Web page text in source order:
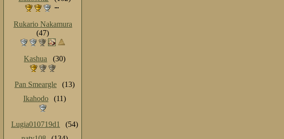
Rukario Nakamura
(47)
Kashua (30)
Pan Smeargle
(13)
Ikahodo
(11)
Lugia010719d1
(54)